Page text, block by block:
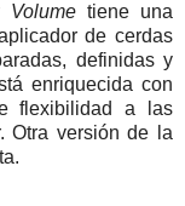
Volumetiene una
de cerdas
definidas y
enriquecida con
flexibilidad a las
Otra versión de la